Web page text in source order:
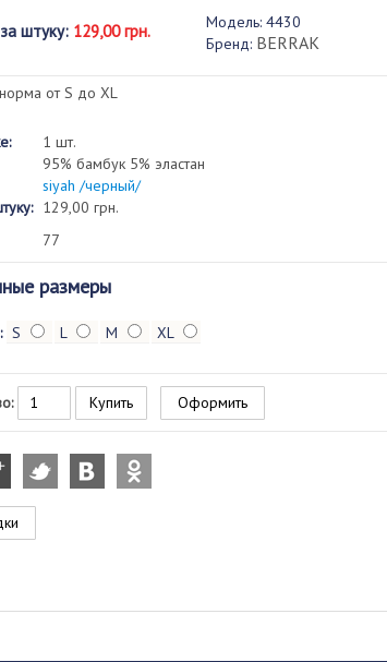
штуку: 129,00 грн. Модель:4430
Бренд: BERRAK
от S до XL
1 шт.
95% бамбук 5% эластан
siyah /черный/
129,00 грн.
77
размеры
S L M XL
Оформить